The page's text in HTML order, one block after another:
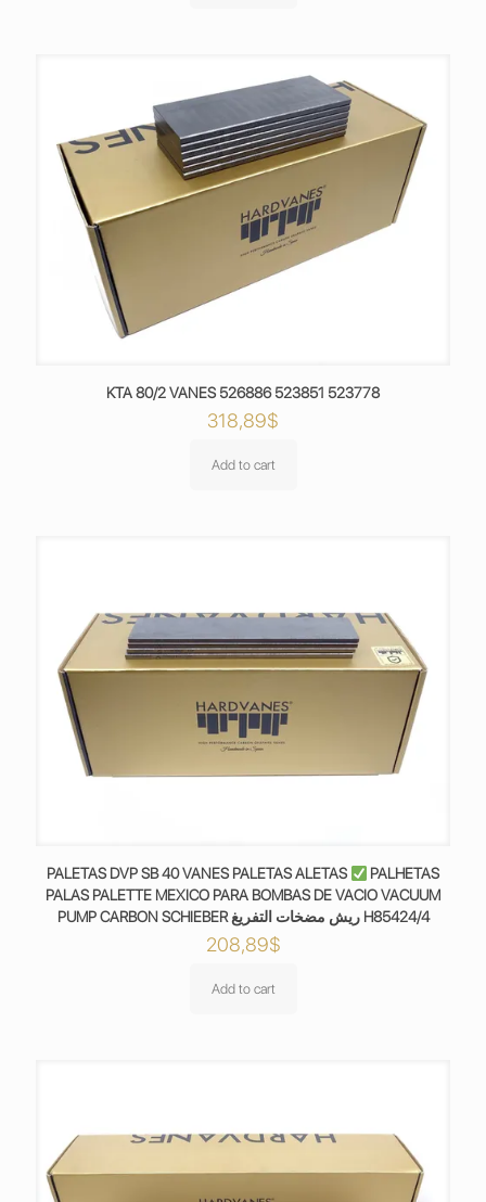
KTA 80/2 VANES 526886 523851 523778
318,89$
Add to cart
PALETAS DVP SB 40 VANES PALETAS ALETAS
PALHETAS
PALAS PALETTE MEXICO PARA BOMBAS DE VACIO VACUUM
PUMP CARBON SCHIEBER ريش مضخات التفريغ H85424/4
208,89$
Add to cart